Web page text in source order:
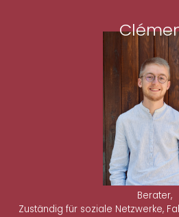
Berater,
Zuständig für soziale Netzwerke,